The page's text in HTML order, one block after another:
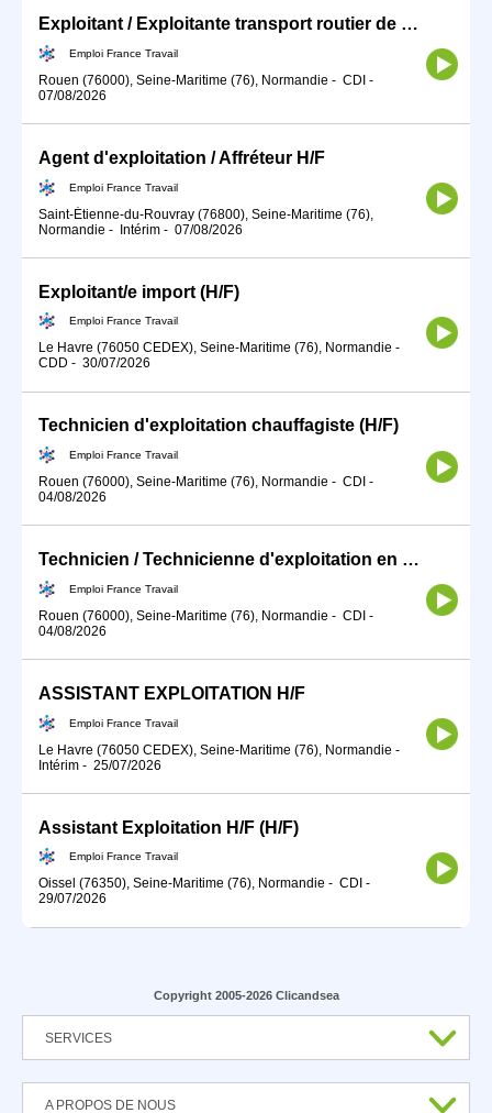
Exploitant / Exploitante transport routier de marchandises (H/F)
Emploi France Travail
Rouen (76000), Seine-Maritime (76), Normandie - CDI -
07/08/2026
Agent d'exploitation / Affréteur H/F
Emploi France Travail
Saint-Étienne-du-Rouvray (76800), Seine-Maritime (76),
Normandie - Intérim - 07/08/2026
Exploitant/e import (H/F)
Emploi France Travail
Le Havre (76050 CEDEX), Seine-Maritime (76), Normandie -
CDD - 30/07/2026
Technicien d'exploitation chauffagiste (H/F)
Emploi France Travail
Rouen (76000), Seine-Maritime (76), Normandie - CDI -
04/08/2026
Technicien / Technicienne d'exploitation en production d'énergie (H/F)
Emploi France Travail
Rouen (76000), Seine-Maritime (76), Normandie - CDI -
04/08/2026
ASSISTANT EXPLOITATION H/F
Emploi France Travail
Le Havre (76050 CEDEX), Seine-Maritime (76), Normandie -
Intérim - 25/07/2026
Assistant Exploitation H/F (H/F)
Emploi France Travail
Oissel (76350), Seine-Maritime (76), Normandie - CDI -
29/07/2026
Copyright 2005-2026 Clicandsea
SERVICES
A PROPOS DE NOUS